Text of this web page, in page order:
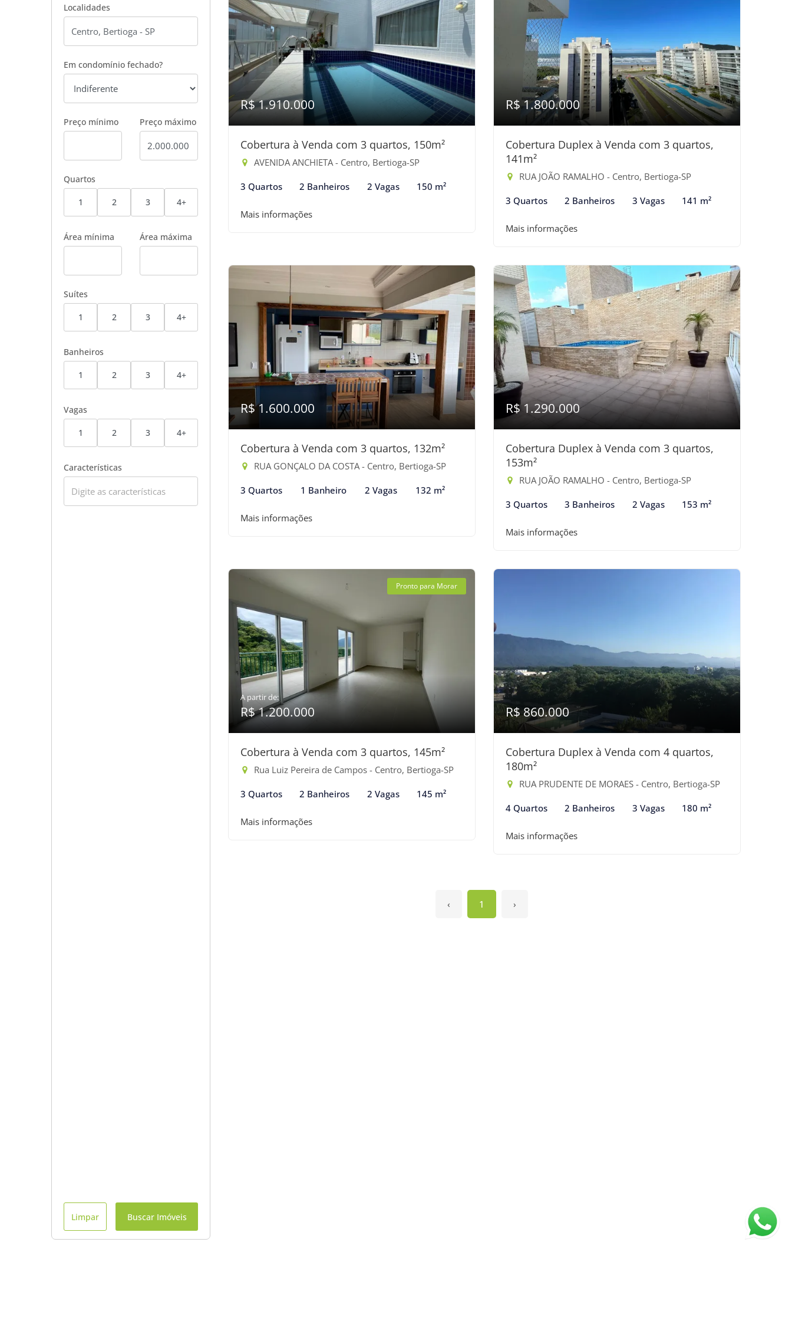
Localidades
Em condomínio fechado?
Preço mínimo Preço máximo
Quartos
1 2 3 4+
Área mínima Área máxima
Suítes
1 2 3 4+
Banheiros
1 2 3 4+
Vagas
1 2 3 4+
Características
Limpar Buscar Imóveis
R$ 1.910.000
Cobertura à Venda com 3 quartos, 150m²
AVENIDA ANCHIETA - Centro, Bertioga-SP
3 Quartos 2 Banheiros 2 Vagas 150 m²
Mais informações
R$ 1.800.000
Cobertura Duplex à Venda com 3 quartos,
141m²
RUA JOÃO RAMALHO - Centro, Bertioga-SP
3 Quartos 2 Banheiros 3 Vagas 141 m²
Mais informações
R$ 1.600.000
Cobertura à Venda com 3 quartos, 132m²
RUA GONÇALO DA COSTA - Centro, Bertioga-SP
3 Quartos 1 Banheiro 2 Vagas 132 m²
Mais informações
R$ 1.290.000
Cobertura Duplex à Venda com 3 quartos,
153m²
RUA JOÃO RAMALHO - Centro, Bertioga-SP
3 Quartos 3 Banheiros 2 Vagas 153 m²
Mais informações
Pronto para Morar
A partir de:
R$ 1.200.000
Cobertura à Venda com 3 quartos, 145m²
Rua Luiz Pereira de Campos - Centro, Bertioga-SP
3 Quartos 2 Banheiros 2 Vagas 145 m²
Mais informações
R$ 860.000
Cobertura Duplex à Venda com 4 quartos,
180m²
RUA PRUDENTE DE MORAES - Centro, Bertioga-SP
4 Quartos 2 Banheiros 3 Vagas 180 m²
Mais informações
‹ 1 ›